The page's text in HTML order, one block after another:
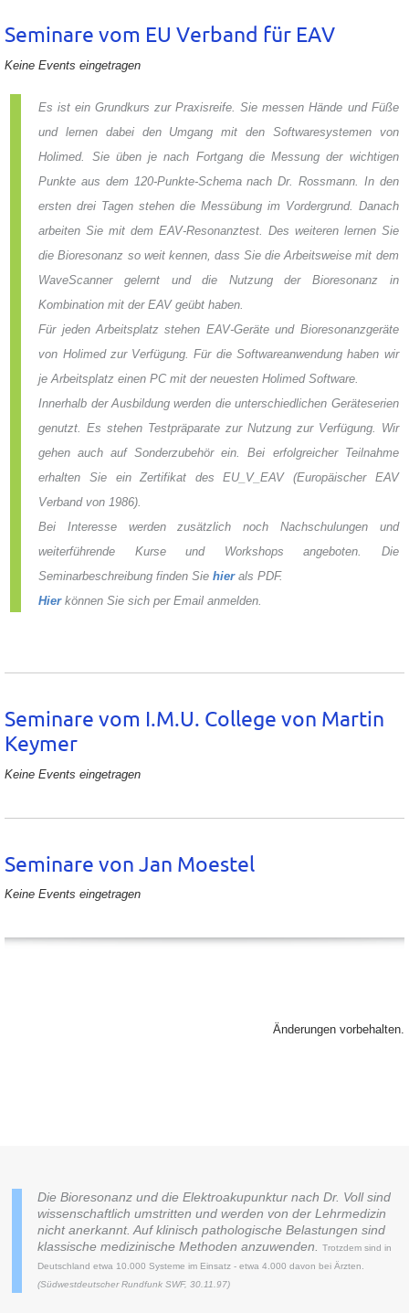
Seminare vom EU Verband für EAV
Keine Events eingetragen
Es ist ein Grundkurs zur Praxisreife. Sie messen Hände und Füße
und lernen dabei den Umgang mit den Softwaresystemen von
Holimed. Sie üben je nach Fortgang die Messung der wichtigen
Punkte aus dem 120-Punkte-Schema nach Dr. Rossmann. In den
ersten drei Tagen stehen die Messübung im Vordergrund. Danach
arbeiten Sie mit dem EAV-Resonanztest. Des weiteren lernen Sie
die Bioresonanz so weit kennen, dass Sie die Arbeitsweise mit dem
WaveScanner gelernt und die Nutzung der Bioresonanz in
Kombination mit der EAV geübt haben.
Für jeden Arbeitsplatz stehen EAV-Geräte und Bioresonanzgeräte
von Holimed zur Verfügung. Für die Softwareanwendung haben wir
je Arbeitsplatz einen PC mit der neuesten Holimed Software.
Innerhalb der Ausbildung werden die unterschiedlichen Geräteserien
genutzt. Es stehen Testpräparate zur Nutzung zur Verfügung. Wir
gehen auch auf Sonderzubehör ein. Bei erfolgreicher Teilnahme
erhalten Sie ein Zertifikat des EU_V_EAV (Europäischer EAV
Verband von 1986).
Bei Interesse werden zusätzlich noch Nachschulungen und
weiterführende Kurse und Workshops angeboten. Die
Seminarbeschreibung finden Siehierals PDF.
Hier können Sie sich per Email anmelden.
Seminare vom I.M.U. College von Martin
Keymer
Keine Events eingetragen
Seminare von Jan Moestel
Keine Events eingetragen
Änderungen vorbehalten.
Die Bioresonanz und die Elektroakupunktur nach Dr. Voll sind
wissenschaftlich umstritten und werden von der Lehrmedizin
nicht anerkannt. Auf klinisch pathologische Belastungen sind
klassische medizinische Methoden anzuwenden.Trotzdem sind in
Deutschland etwa 10.000 Systeme im Einsatz - etwa 4.000 davon bei Ärzten.
(Südwestdeutscher Rundfunk SWF, 30.11.97)